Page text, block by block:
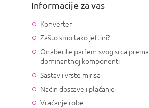
Informacije za vas
Konverter
Zašto smo tako jeftini?
Odaberite parfem svog srca prema
dominantnoj komponenti
Sastav i vrste mirisa
Način dostave i plaćanje
Vraćanje robe